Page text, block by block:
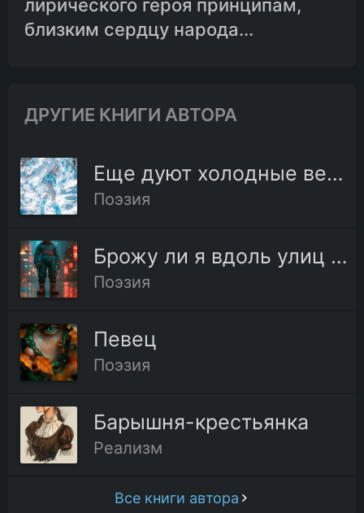
лирического героя принципам,
близким сердцу народа...
ДРУГИЕ КНИГИ АВТОРА
Еще дуют холодные ветры
Поэзия
Брожу ли я вдоль улиц шумных
Поэзия
Певец
Поэзия
Барышня-крестьянка
Реализм
Все книги автора